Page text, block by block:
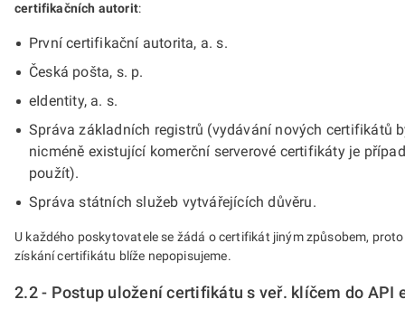
certifikačních autorit:
První certifikační autorita, a. s.
Česká pošta, s. p.
eIdentity, a. s.
Správa základních registrů (vydávání nových certifikátů
nicméně existující komerční serverové certifikáty je
použít).
Správa státních služeb vytvářejících důvěru.
U každého poskytovatele se žádá o certifikát jiným způsobem,
získání certifikátu blíže nepopisujeme.
2.2 - Postup uložení certifikátu s veř. klíčem do API